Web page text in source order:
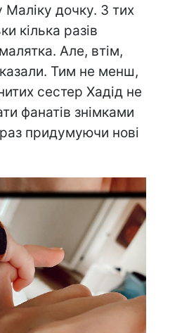
Маліку дочку. З тих
кілька разів
Але, втім,
Тим не менш,
сестер Хадід не
фанатів знімками
придумуючи нові